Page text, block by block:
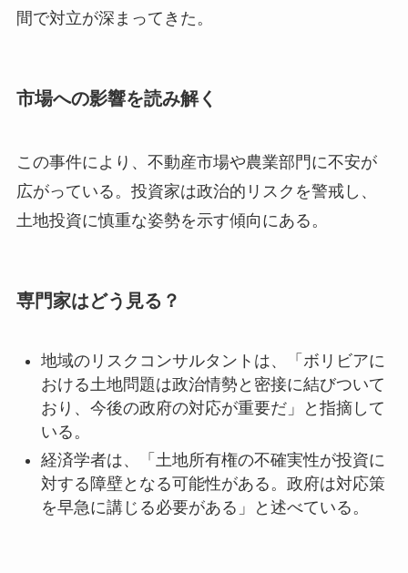
間で対立が深まってきた。
市場への影響を読み解く
この事件により、不動産市場や農業部門に不安が
広がっている。投資家は政治的リスクを警戒し、
土地投資に慎重な姿勢を示す傾向にある。
専門家はどう見る？
地域のリスクコンサルタントは、「ボリビアに
おける土地問題は政治情勢と密接に結びついて
おり、今後の政府の対応が重要だ」と指摘して
いる。
経済学者は、「土地所有権の不確実性が投資に
対する障壁となる可能性がある。政府は対応策
を早急に講じる必要がある」と述べている。